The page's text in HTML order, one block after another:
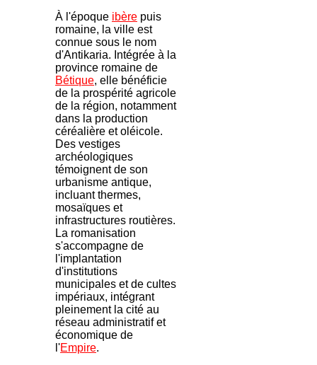
À l'époque ibère puis
romaine, la ville est
connue sous le nom
d'Antikaria. Intégrée à la
province romaine de
Bétique, elle bénéficie
de la prospérité agricole
de la région, notamment
dans la production
céréalière et oléicole.
Des vestiges
archéologiques
témoignent de son
urbanisme antique,
incluant thermes,
mosaïques et
infrastructures routières.
La romanisation
s'accompagne de
l'implantation
d'institutions
municipales et de cultes
impériaux, intégrant
pleinement la cité au
réseau administratif et
économique de
l'Empire.